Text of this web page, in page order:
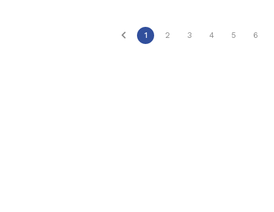
1 2 3 4 5 6